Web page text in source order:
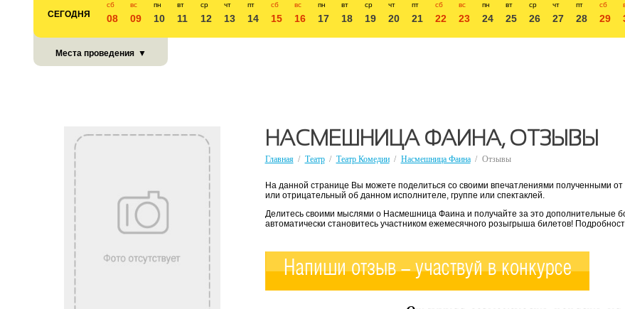
СЕГОДНЯ
сб
08
вс
09
пн
10
вт
11
ср
12
чт
13
пт
14
сб
15
вс
16
пн
17
вт
18
ср
19
чт
20
пт
21
сб
22
вс
23
пн
24
вт
25
ср
26
чт
27
пт
28
сб
29
Места проведения ▼
НАСМЕШНИЦА ФАИНА, ОТЗЫВЫ
Главная / Театр / Театр Комедии / Насмешница Фаина / Отзывы
На данной странице Вы можете поделиться со своими впечатлениями полученными
или отрицательный об данном исполнителе, группе или спектаклей.
Делитесь своими мыслями о Насмешница Фаина и получайте за это дополнительные
автоматически становитесь участником ежемесячного розыгрыша билетов!
Напиши отзыв - участвуй в конкурсе